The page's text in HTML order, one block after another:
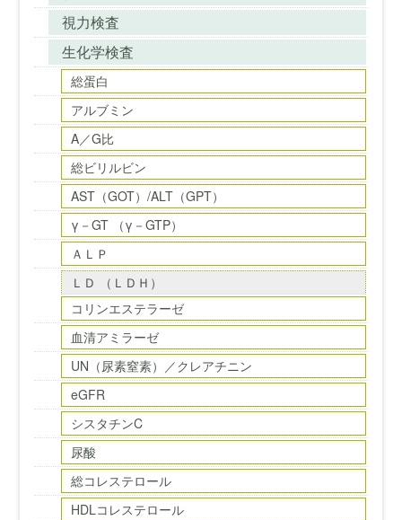
視力検査
生化学検査
総蛋白
アルブミン
A／G比
総ビリルビン
AST（GOT）/ALT（GPT）
γ－GT （γ－GTP）
ＡＬＰ
ＬＤ （ＬＤＨ）
コリンエステラーゼ
血清アミラーゼ
UN（尿素窒素）／クレアチニン
eGFR
シスタチンC
尿酸
総コレステロール
HDLコレステロール